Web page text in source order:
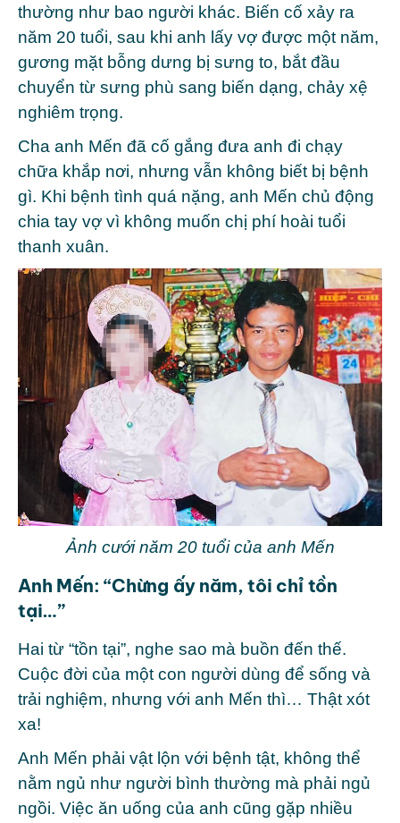
thường như bao người khác. Biến cố xảy ra
năm 20 tuổi, sau khi anh lấy vợ được một năm,
gương mặt bỗng dưng bị sưng to, bắt đầu
chuyển từ sưng phù sang biến dạng, chảy xệ
nghiêm trọng.
Cha anh Mến đã cố gắng đưa anh đi chạy
chữa khắp nơi, nhưng vẫn không biết bị bệnh
gì. Khi bệnh tình quá nặng, anh Mến chủ động
chia tay vợ vì không muốn chị phí hoài tuổi
thanh xuân.
Ảnh cưới năm 20 tuổi của anh Mến
Anh Mến: “Chừng ấy năm, tôi chỉ tồn
tại…”
Hai từ “tồn tại”, nghe sao mà buồn đến thế.
Cuộc đời của một con người dùng để sống và
trải nghiệm, nhưng với anh Mến thì… Thật xót
xa!
Anh Mến phải vật lộn với bệnh tật, không thể
nằm ngủ như người bình thường mà phải ngủ
ngồi. Việc ăn uống của anh cũng gặp nhiều